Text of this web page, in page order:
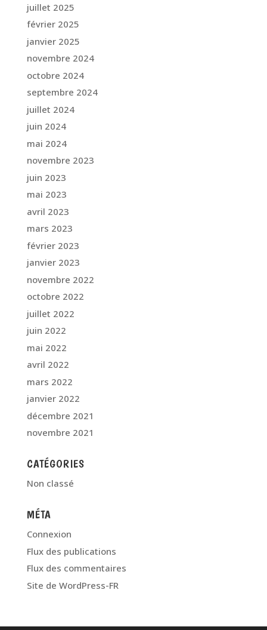
juillet 2025
février 2025
janvier 2025
novembre 2024
octobre 2024
septembre 2024
juillet 2024
juin 2024
mai 2024
novembre 2023
juin 2023
mai 2023
avril 2023
mars 2023
février 2023
janvier 2023
novembre 2022
octobre 2022
juillet 2022
juin 2022
mai 2022
avril 2022
mars 2022
janvier 2022
décembre 2021
novembre 2021
CATÉGORIES
Non classé
MÉTA
Connexion
Flux des publications
Flux des commentaires
Site de WordPress-FR